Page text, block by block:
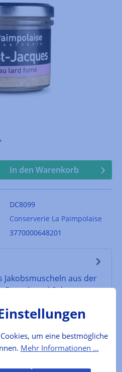
In den Warenkorb
DC8099
Conserverie La Paimpolaise
3770000648201
Jakobsmuscheln aus der
Dorsch und Sahne.
sind verfübar...
um eine bestmögliche
Mehr Informationen ...